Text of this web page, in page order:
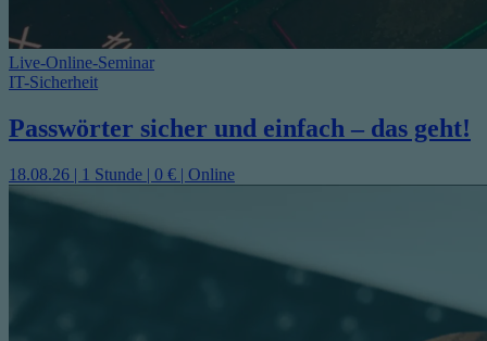
Live-Online-Seminar
IT-Sicherheit
Passwörter sicher und einfach – das geht!
18.08.26 | 1 Stunde | 0 € | Online